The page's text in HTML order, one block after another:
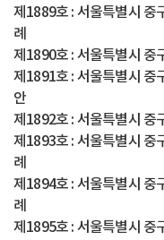
제1889호 : 서울특별시 중
례
제1890호 : 서울특별시 중
제1891호 : 서울특별시 중
안
제1892호 : 서울특별시 중
제1893호 : 서울특별시 중
례
제1894호 : 서울특별시 중
례
제1895호 : 서울특별시 중